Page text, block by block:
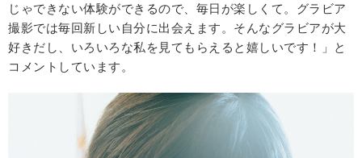
じゃできない体験ができるので、毎日が楽しくて。グラビア
撮影では毎回新しい自分に出会えます。そんなグラビアが大
好きだし、いろいろな私を見てもらえると嬉しいです！」と
コメントしています。